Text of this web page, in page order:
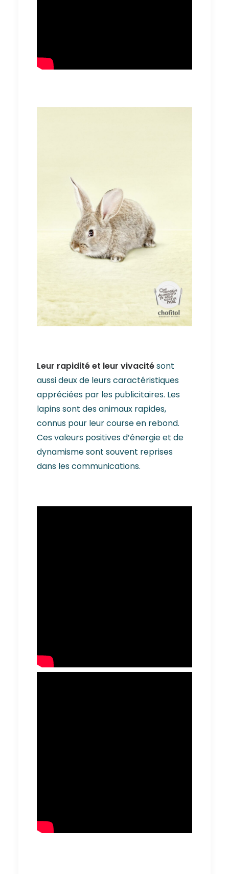
Leur rapidité et leur vivacitésont
aussi deux de leurs caractéristiques
appréciées par les publicitaires. Les
lapins sont des animaux rapides,
connus pour leur course en rebond.
Ces valeurs positives d’énergie et de
dynamisme sont souvent reprises
dans les communications.